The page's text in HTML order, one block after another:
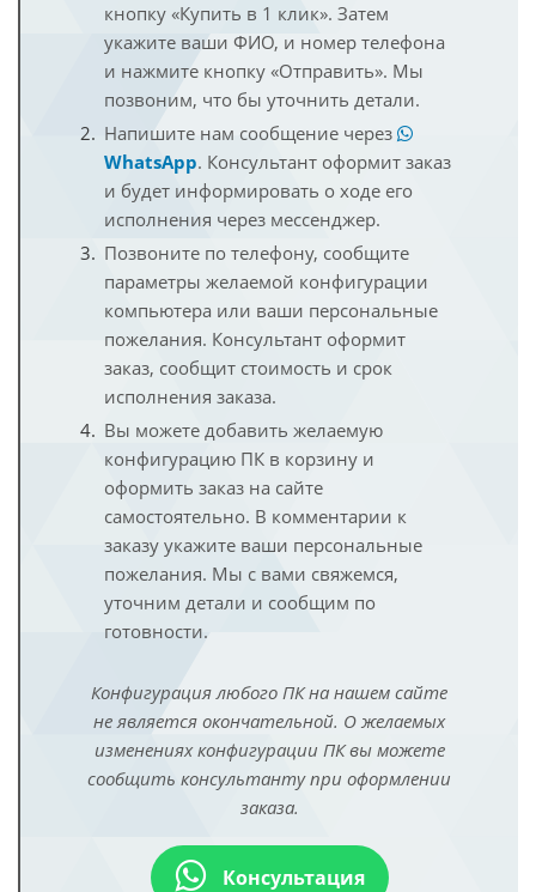
кнопку «Купить в 1 клик». Затем
укажите ваши ФИО, и номер телефона
и нажмите кнопку «Отправить». Мы
позвоним, что бы уточнить детали.
Напишите нам сообщение через
WhatsApp. Консультант оформит заказ
и будет информировать о ходе его
исполнения через мессенджер.
Позвоните по телефону, сообщите
параметры желаемой конфигурации
компьютера или ваши персональные
пожелания. Консультант оформит
заказ, сообщит стоимость и срок
исполнения заказа.
Вы можете добавить желаемую
конфигурацию ПК в корзину и
оформить заказ на сайте
самостоятельно. В комментарии к
заказу укажите ваши персональные
пожелания. Мы с вами свяжемся,
уточним детали и сообщим по
готовности.
Конфигурация любого ПК на нашем сайте
не является окончательной. О желаемых
изменениях конфигурации ПК вы можете
сообщить консультанту при оформлении
заказа.
Консультация